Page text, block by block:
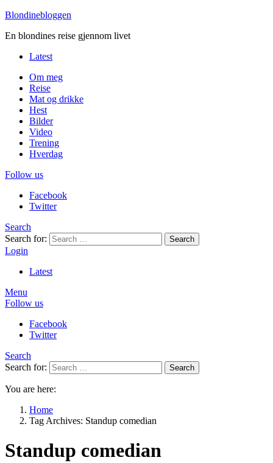
Blondinebloggen
En blondines reise gjennom livet
Latest
Om meg
Reise
Mat og drikke
Hest
Bilder
Video
Trening
Hverdag
Follow us
Facebook
Twitter
Search
Search for:
Search
Login
Latest
Menu
Follow us
Facebook
Twitter
Search
Search for:
Search
You are here:
Home
Tag Archives: Standup comedian
Standup comedian